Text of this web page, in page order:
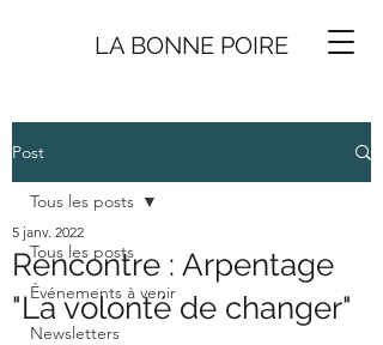
LA BONNE POIRE
Post
Tous les posts
Événements à venir
Newsletters
Tous les posts
Rencontre : Arpentage
"La volonté de changer"
5 janv. 2022